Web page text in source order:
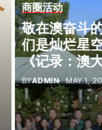
商圈活动
敬在澳奋斗
们是灿烂星
《记录：澳
50人》新闻
行！
BYADMIN MAY 1,